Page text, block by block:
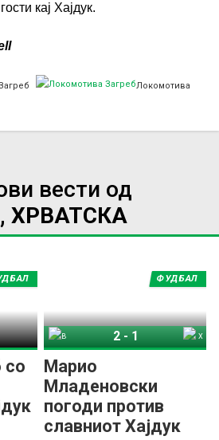
кај Хајдук.
Локомотива
вести од
ХРВАТСКА
со
Марио
Младеновски
погоди против
славниот Хајдук
ФУДБАЛ
2 - 1